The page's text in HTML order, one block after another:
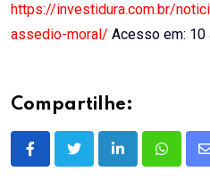
https://investidura.com.br/
assedio-moral/ Acesso em: 10
Compartilhe:
LinkedIn